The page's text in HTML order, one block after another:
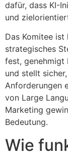
dafür, dass KI-
und
Das Komitee
strategisches
fest, genehmigt
und stellt
Anforderungen
von Large
Marketing
Bedeutung.
Wie